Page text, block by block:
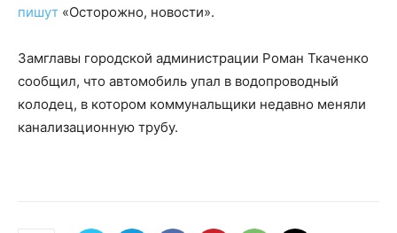
пишут «Осторожно, новости».
Замглавы городской администрации Роман Ткаченко
сообщил, что автомобиль упал в водопроводный
колодец, в котором коммунальщики недавно меняли
канализационную трубу.